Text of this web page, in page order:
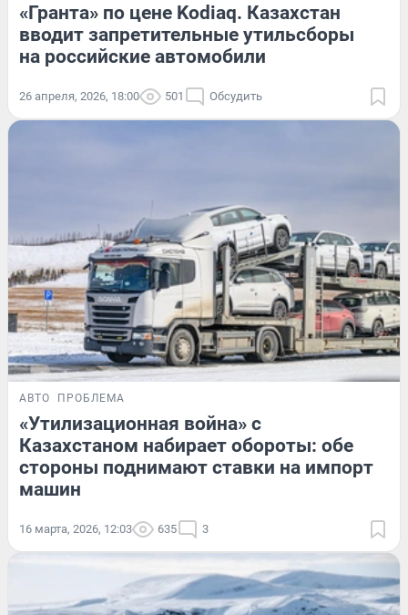
«Гранта» по цене Kodiaq. Казахстан
вводит запретительные утильсборы
на российские автомобили
26 апреля, 2026, 18:00 501 Обсудить
АВТО ПРОБЛЕМА
«Утилизационная война» с
Казахстаном набирает обороты: обе
стороны поднимают ставки на импорт
машин
16 марта, 2026, 12:03 635 3